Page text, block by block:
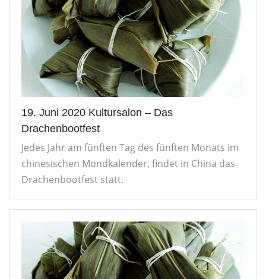
19. Juni 2020 Kultursalon – Das
Drachenbootfest
Jedes Jahr am fünften Tag des fünften Monats im
chinesischen Mondkalender, findet in China das
Drachenbootfest statt.